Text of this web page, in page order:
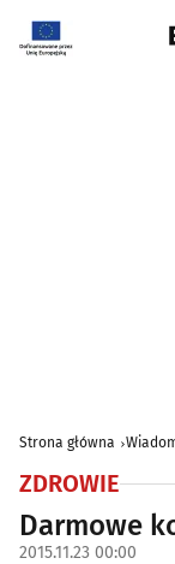
Strona główna
ZDROWIE
Darmowe
2015.11.23 00:00